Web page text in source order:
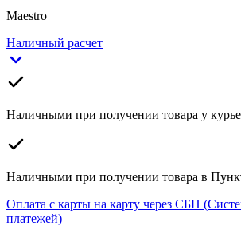
Maestro
Наличный расчет
Наличными при получении товара у
Наличными при получении товара в
Оплата с карты на карту через СБП
платежей)